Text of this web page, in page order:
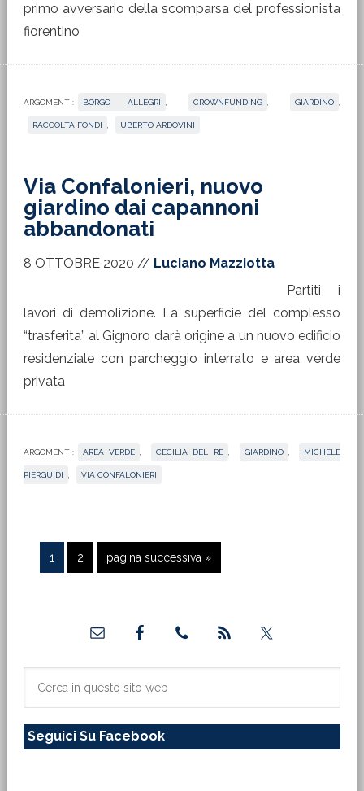
primo avversario della scomparsa del professionista
fiorentino
ARGOMENTI: BORGO ALLEGRI CROWNFUNDING GIARDINO
RACCOLTA FONDI UBERTO ARDOVINI
Via Confalonieri, nuovo
giardino dai capannoni
abbandonati
8 OTTOBRE 2020 // Luciano Mazziotta
Partiti i
lavori di demolizione. La superficie del complesso
“trasferita” al Gignoro darà origine a un nuovo edificio
residenziale con parcheggio interrato e area verde
privata
ARGOMENTI: AREA VERDE CECILIA DEL RE GIARDINO MICHELE
PIERGUIDI VIA CONFALONIERI
Pagina
1 Pagina
2
Vai
alla
pagina successiva »
primaria
sito
Seguici Su Facebook